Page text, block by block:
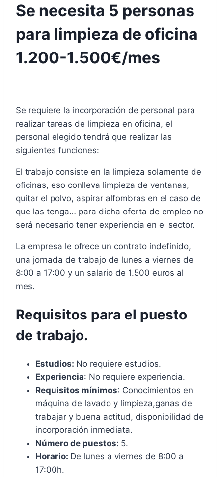
Se necesita 5 personas
para limpieza de oficina
1.200-1.500€/mes
Se requiere la incorporación de personal para
realizar tareas de limpieza en oficina, el
personal elegido tendrá que realizar las
siguientes funciones:
El trabajo consiste en la limpieza solamente de
oficinas, eso conlleva limpieza de ventanas,
quitar el polvo, aspirar alfombras en el caso de
que las tenga… para dicha oferta de empleo no
será necesario tener experiencia en el sector.
La empresa le ofrece un contrato indefinido,
una jornada de trabajo de lunes a viernes de
8:00 a 17:00 y un salario de 1.500 euros al
mes.
Requisitos para el puesto
de trabajo.
Estudios: No requiere estudios.
Experiencia: No requiere experiencia.
Requisitos mínimos: Conocimientos en
máquina de lavado y limpieza,ganas de
trabajar y buena actitud, disponibilidad de
incorporación inmediata.
Número de puestos: 5.
Horario: De lunes a viernes de 8:00 a
17:00h.